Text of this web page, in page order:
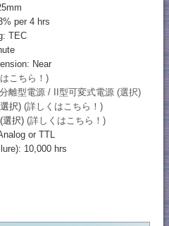
per 4 hrs
TEC
Near
こちら！)
分離型電源 / II型可変式電源 (選択)
択) (詳しくはこちら！)
選択) (詳しくはこちら！)
or TTL
10,000 hrs